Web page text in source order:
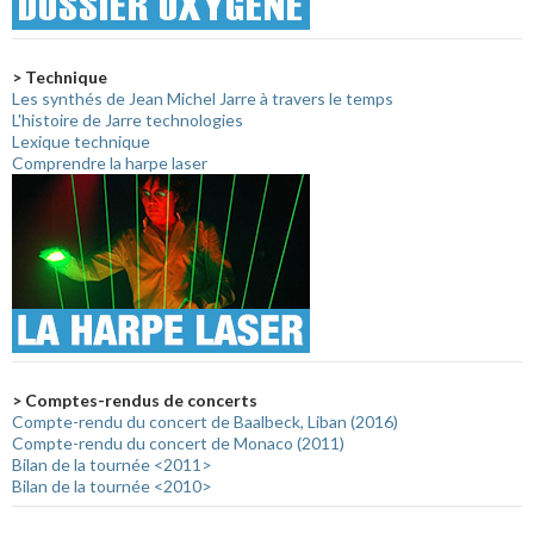
> Technique
Les synthés de Jean Michel Jarre à travers le temps
L'histoire de Jarre technologies
Lexique technique
Comprendre la harpe laser
> Comptes-rendus de concerts
Compte-rendu du concert de Baalbeck, Liban (2016)
Compte-rendu du concert de Monaco (2011)
Bilan de la tournée <2011>
Bilan de la tournée <2010>